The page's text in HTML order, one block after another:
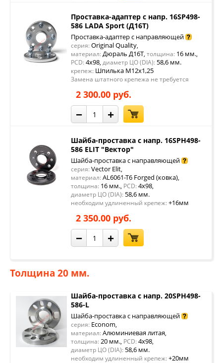
Проставка-адаптер с напр. 16SP498-
586 LADA Sport (Д16Т)
Проставка-адаптер с направляющей
серия: Original Quality,
материал: Дюраль Д16Т, толщина: 16 мм.,
PCD: 4x98, диаметр ЦО (DIA): 58,6 мм.
крепеж: Шпилька М12х1,25
Замена штатного крепежа не требуется
2 300.00 руб.
− +
Шайба-проставка с напр. 16SPH498-
586 ELIT "Вектор"
Шайба-проставка с направляющей
серия: Vector Elit,
материал: AL6061-T6 Forged (ковка),
толщина: 16 мм., PCD: 4x98,
диаметр ЦО (DIA): 58,6 мм.
необходим удлиненный крепеж: +16мм
2 350.00 руб.
− +
Толщина 20 мм.
Шайба-проставка с напр. 20SPH498-
586-L
Шайба-проставка с направляющей
серия: Econom,
материал: Алюминиевая литая,
толщина: 20 мм., PCD: 4x98,
диаметр ЦО (DIA): 58,6 мм.
необходим удлиненный крепеж: +20мм